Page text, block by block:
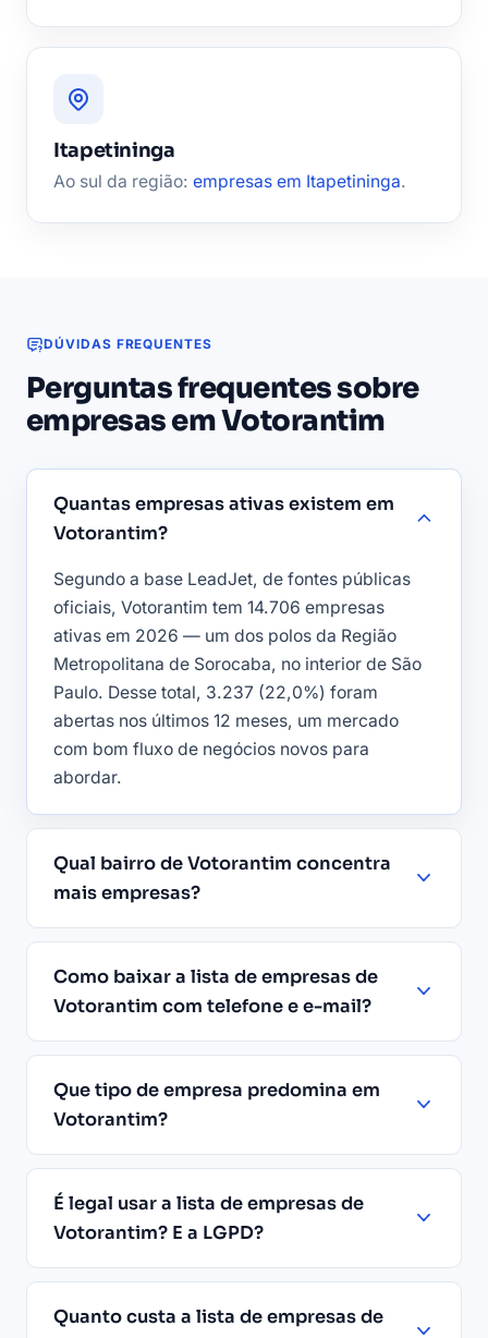
Itapetininga
Ao sul da região: empresas em Itapetininga.
DÚVIDAS FREQUENTES
Perguntas frequentes sobre
empresas em Votorantim
Quantas empresas ativas existem em
Votorantim?
Segundo a base LeadJet, de fontes públicas
oficiais, Votorantim tem 14.706 empresas
ativas em 2026 — um dos polos da Região
Metropolitana de Sorocaba, no interior de São
Paulo. Desse total, 3.237 (22,0%) foram
abertas nos últimos 12 meses, um mercado
com bom fluxo de negócios novos para
abordar.
Qual bairro de Votorantim concentra
mais empresas?
Como baixar a lista de empresas de
Votorantim com telefone e e-mail?
Que tipo de empresa predomina em
Votorantim?
É legal usar a lista de empresas de
Votorantim? E a LGPD?
Quanto custa a lista de empresas de